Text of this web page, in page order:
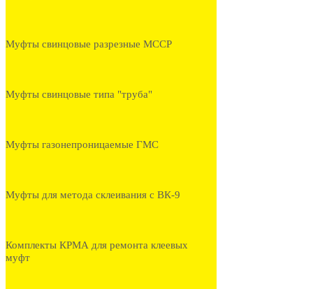
Муфты свинцовые разрезные МССР
Муфты свинцовые типа "труба"
Муфты газонепроницаемые ГМС
Муфты для метода склеивания с ВК-9
Комплекты КРМА для ремонта клеевых
муфт